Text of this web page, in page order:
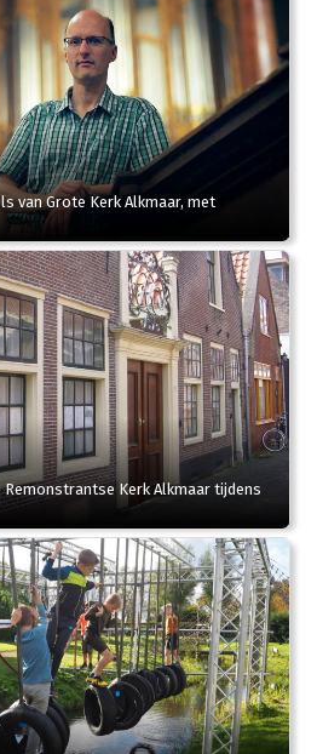
van Grote Kerk Alkmaar, met
Kerk Alkmaar tijdens